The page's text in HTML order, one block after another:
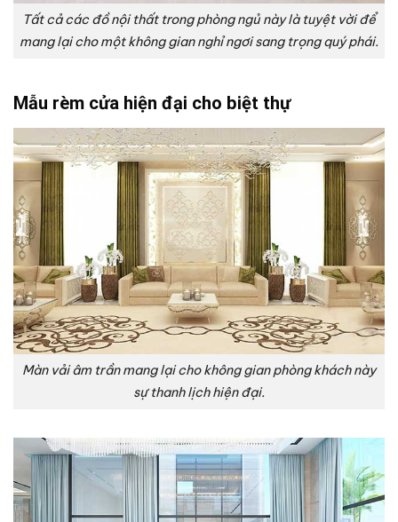
Tất cả các đồ nội thất trong phòng ngủ này là tuyệt vời để
mang lại cho một không gian nghỉ ngơi sang trọng quý phái.
Mẫu rèm cửa hiện đại cho biệt thự
Màn vải âm trần mang lại cho không gian phòng khách này
sự thanh lịch hiện đại.